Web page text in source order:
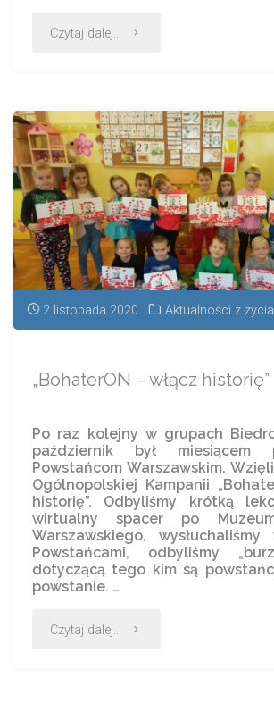
Czytaj dalej...
2 listopada 2020 Aktualności z
„BohaterON – włącz historię”
Po raz kolejny w grupach
październik był miesiącem
Powstańcom Warszawskim.
Ogólnopolskiej Kampanii
historię”. Odbyliśmy krótką
wirtualny spacer po
Warszawskiego,
Powstańcami, odbyliśmy
dotyczącą tego kim są
powstanie. …
Czytaj dalej...